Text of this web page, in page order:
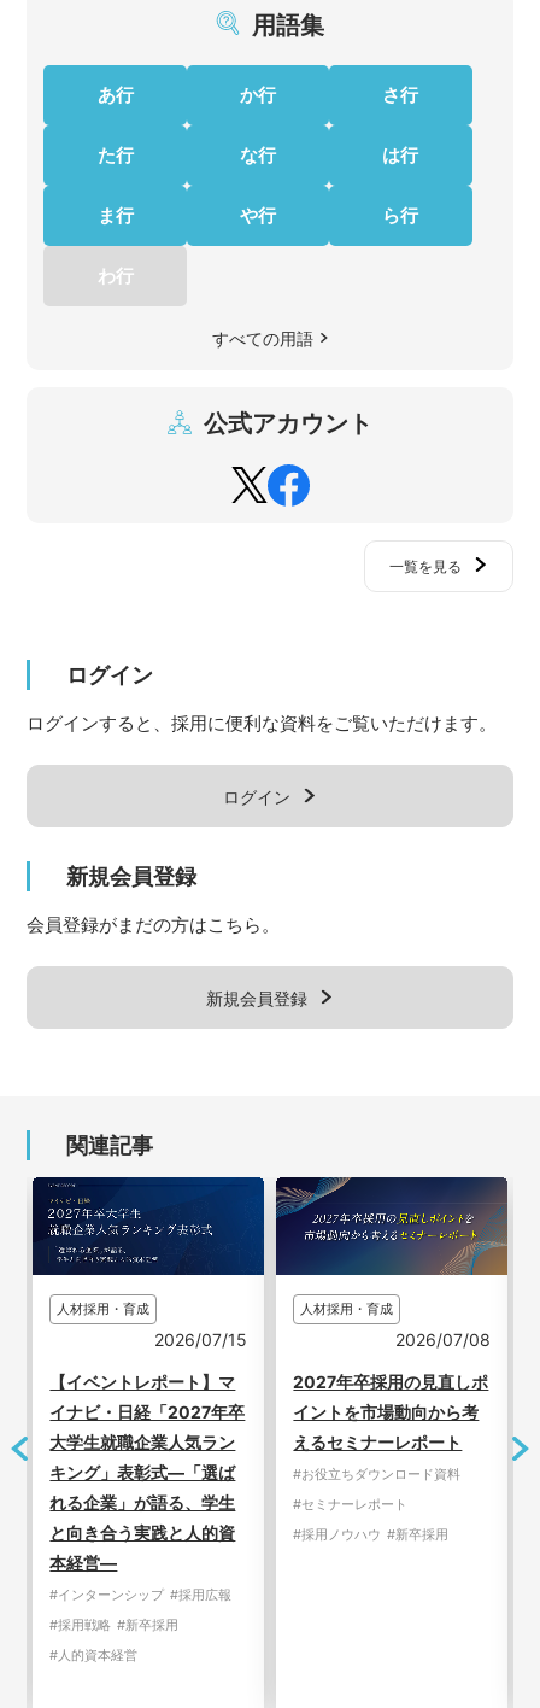
用語集
あ行 か行 さ行
た行 な行 は行
ま行 や行 ら行
わ行
すべての用語
公式アカウント
一覧を見る
ログイン
ログインすると、採用に便利な資料をご覧いただけます。
ログイン
新規会員登録
会員登録がまだの方はこちら。
新規会員登録
関連記事
人材採用・育成
2026/07/15
【イベントレポート】マ
イナビ・日経「2027年卒
大学生就職企業人気ラン
キング」表彰式―「選ば
れる企業」が語る、学生
と向き合う実践と人的資
本経営―
#インターンシップ #採用広報
#採用戦略 #新卒採用
#人的資本経営
人材採用・育成
2026/07/08
2027年卒採用の見直しポ
イントを市場動向から考
えるセミナーレポート
#お役立ちダウンロード資料
#セミナーレポート
#採用ノウハウ #新卒採用